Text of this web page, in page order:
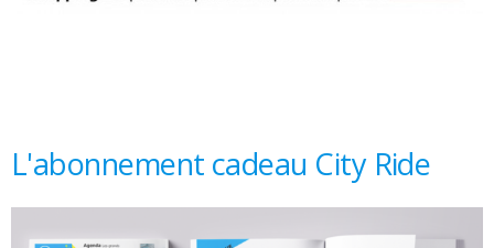
L'abonnement cadeau City Ride